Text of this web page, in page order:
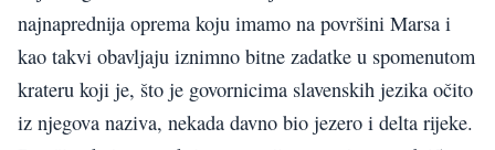
najnaprednija oprema koju imamo na površini Marsa i
kao takvi obavljaju iznimno bitne zadatke u spomenutom
krateru koji je, što je govornicima slavenskih jezika očito
iz njegova naziva, nekada davno bio jezero i delta rijeke.